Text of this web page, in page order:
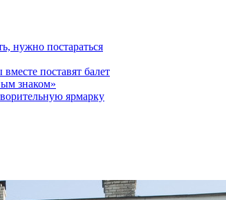
нужно постараться
поставят балет
знаком»
ярмарку